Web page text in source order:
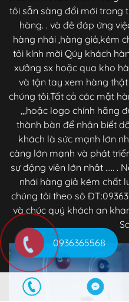
tôi sẵn sàng đổi mới trong
hàng. . và đê đáp ứng
hàng nhái ,hàng giả,kém
tôi kính mời Qúy khách
xưởng sx hoặc qua kho
và tận tay xem hàng
chúng tôi.Tất cả các mặt
,,,hoặc logo chính
thành bàn để nhận biết
khách là sức mạnh lớn
càng lớn mạnh và phát
sự động viên lớn nhât ..... .
nhái hàng giả kém chất
chúng tôi theo sô
và chúc quý khách an
0936365568